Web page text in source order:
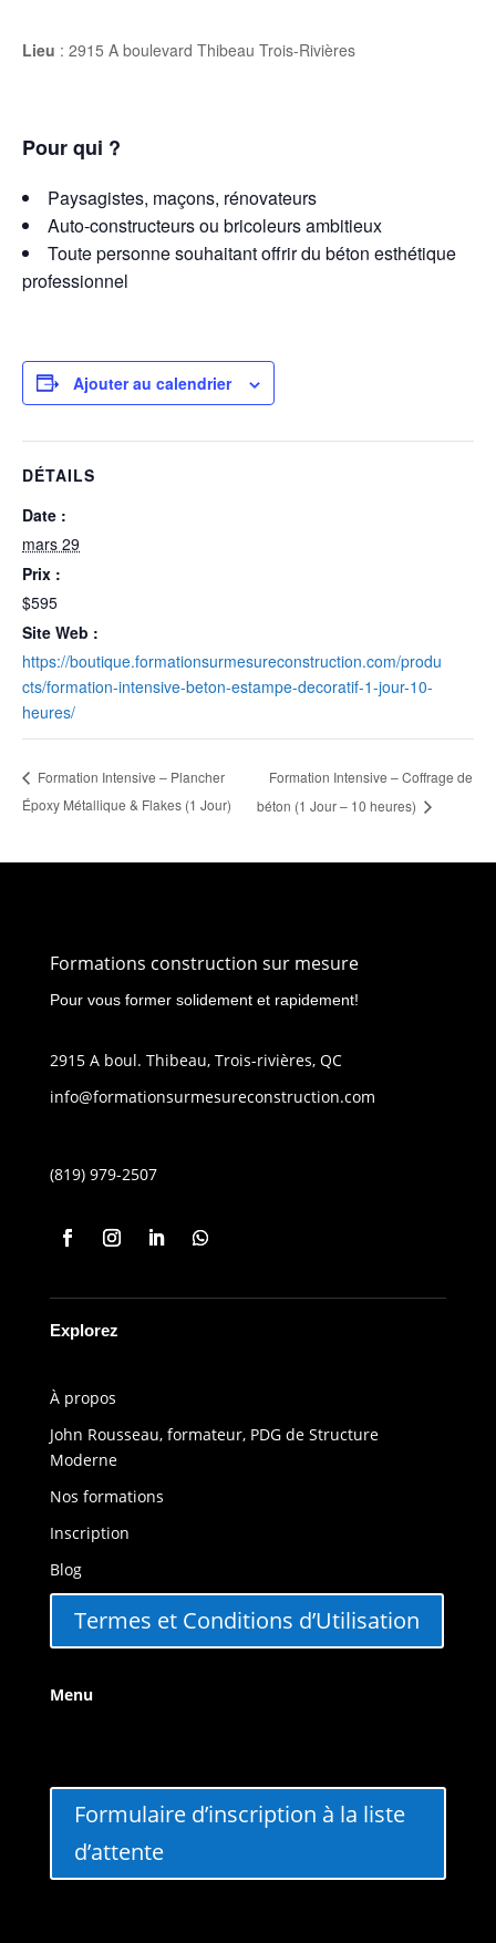
Lieu : 2915 A boulevard Thibeau Trois-Rivières
Pour qui ?
Paysagistes, maçons, rénovateurs
Auto-constructeurs ou bricoleurs ambitieux
Toute personne souhaitant offrir du béton esthétique
professionnel
Ajouter au calendrier
DÉTAILS
Date :
mars 29
Prix :
$595
Site Web :
https://boutique.formationsurmesureconstruction.com/produ
cts/formation-intensive-beton-estampe-decoratif-1-jour-10-
heures/
Formation Intensive – Plancher
Époxy Métallique & Flakes (1 Jour)
Formation Intensive – Coffrage de
béton (1 Jour – 10 heures)
Formations construction sur mesure
Pour vous former solidement et rapidement!
2915 A boul. Thibeau, Trois-rivières, QC
info@formationsurmesureconstruction.com
(819) 979-2507
Explorez
À propos
John Rousseau, formateur, PDG de Structure
Moderne
Nos formations
Inscription
Blog
Termes et Conditions d’Utilisation
Menu
Formulaire d’inscription à la liste
d’attente